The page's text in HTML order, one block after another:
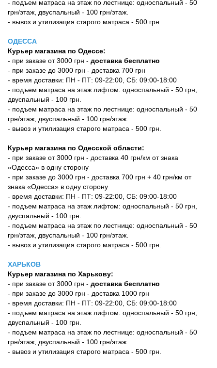
- подъем матраса на этаж по лестнице: односпальный - 50
грн/этаж, двуспальный - 100 грн/этаж.
- вывоз и утилизация старого матраса - 500 грн.
ОДЕССА
Курьер магазина по Одессе:
- при заказе от 3000 грн - доставка бесплатно
- при заказе до 3000 грн - доставка 700 грн
- время доставки: ПН - ПТ: 09-22:00, СБ: 09:00-18:00
- подъем матраса на этаж лифтом: односпальный - 50 грн,
двуспальный - 100 грн.
- подъем матраса на этаж по лестнице: односпальный - 50
грн/этаж, двуспальный - 100 грн/этаж.
- вывоз и утилизация старого матраса - 500 грн.
Курьер магазина по Одесской области:
- при заказе от 3000 грн - доставка 40 грн/км от знака
«Одесса» в одну сторону
- при заказе до 3000 грн - доставка 700 грн + 40 грн/км от
знака «Одесса» в одну сторону
- время доставки: ПН - ПТ: 09-22:00, СБ: 09:00-18:00
- подъем матраса на этаж лифтом: односпальный - 50 грн,
двуспальный - 100 грн.
- подъем матраса на этаж по лестнице: односпальный - 50
грн/этаж, двуспальный - 100 грн/этаж.
- вывоз и утилизация старого матраса - 500 грн.
ХАРЬКОВ
Курьер магазина по Харькову:
- при заказе от 3000 грн - доставка бесплатно
- при заказе до 3000 грн - доставка 1000 грн
- время доставки: ПН - ПТ: 09-22:00, СБ: 09:00-18:00
- подъем матраса на этаж лифтом: односпальный - 50 грн,
двуспальный - 100 грн.
- подъем матраса на этаж по лестнице: односпальный - 50
грн/этаж, двуспальный - 100 грн/этаж.
- вывоз и утилизация старого матраса - 500 грн.